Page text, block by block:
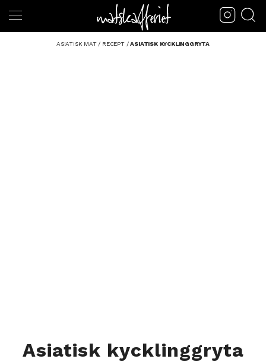
ASIATISK MAT/ RECEPT/ASIATISK KYCKLINGGRYTA
Asiatisk kycklinggryta